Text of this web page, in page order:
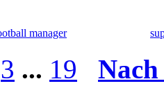
manager
3 ... 19